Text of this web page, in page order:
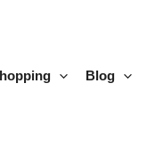
Blog